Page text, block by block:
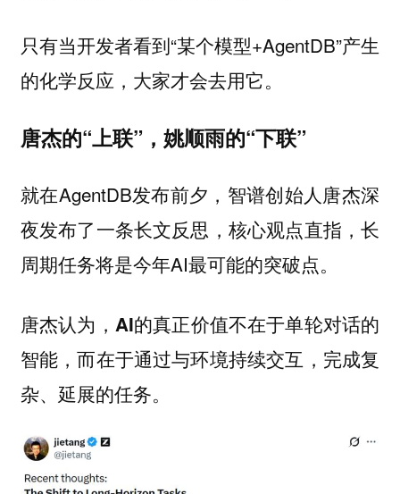
只有当开发者看到“某个模型+AgentDB”产生
的化学反应，大家才会去用它。
唐杰的“上联”，姚顺雨的“下联”
就在AgentDB发布前夕，智谱创始人唐杰深
夜发布了一条长文反思，核心观点直指，长
周期任务将是今年AI最可能的突破点。
唐杰认为，AI的真正价值不在于单轮对话的
智能，而在于通过与环境持续交互，完成复
杂、延展的任务。